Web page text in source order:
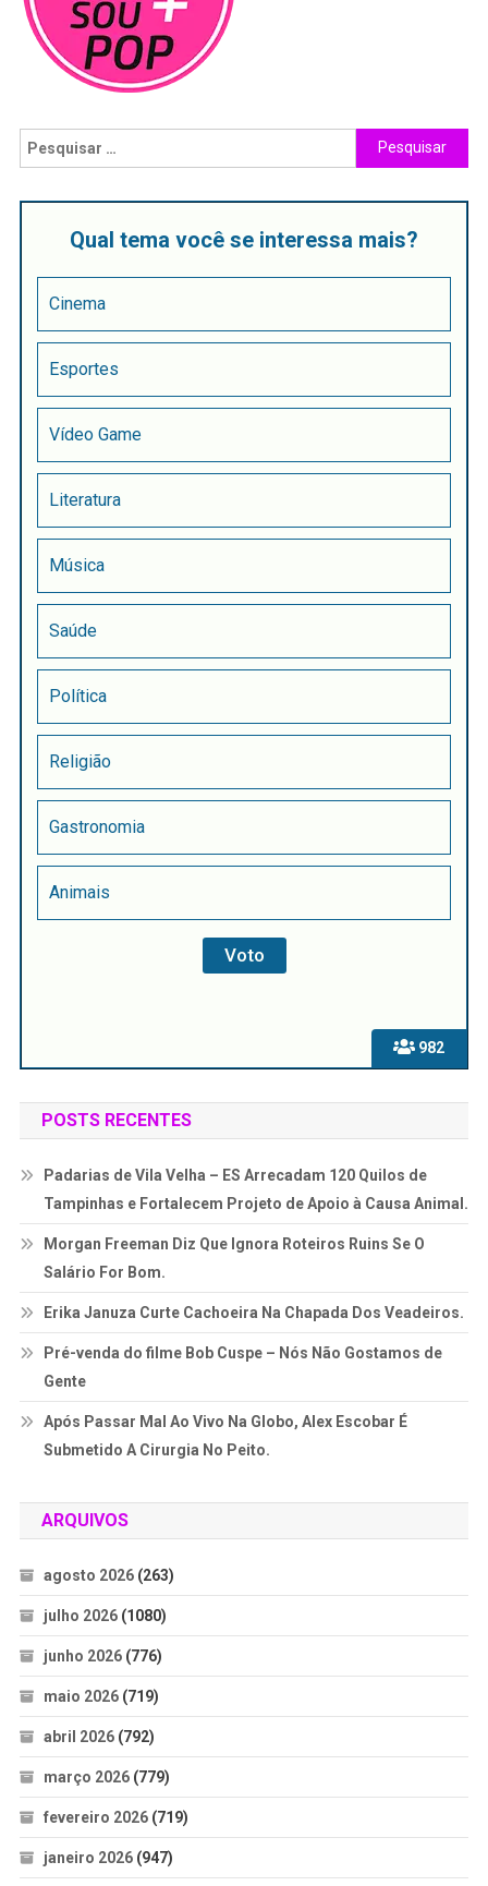
982
Qual tema você se interessa mais?
Cinema
Esportes
Vídeo Game
Literatura
Música
Saúde
Política
Religião
Gastronomia
Animais
POSTS RECENTES
Padarias de Vila Velha – ES Arrecadam 120 Quilos de
Tampinhas e Fortalecem Projeto de Apoio à Causa Animal.
Morgan Freeman Diz Que Ignora Roteiros Ruins Se O
Salário For Bom.
Erika Januza Curte Cachoeira Na Chapada Dos Veadeiros.
Pré-venda do filme Bob Cuspe – Nós Não Gostamos de
Gente
Após Passar Mal Ao Vivo Na Globo, Alex Escobar É
Submetido A Cirurgia No Peito.
ARQUIVOS
agosto 2026(263)
julho 2026(1080)
junho 2026(776)
maio 2026(719)
abril 2026(792)
março 2026(779)
fevereiro 2026(719)
janeiro 2026(947)